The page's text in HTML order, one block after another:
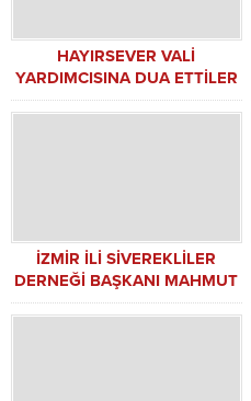
HAYIRSEVER VALİ
YARDIMCISINA DUA ETTİLER
İZMİR İLİ SİVEREKLİLER
DERNEĞİ BAŞKANI MAHMUT
KEMAL GENÇ’TEN 15